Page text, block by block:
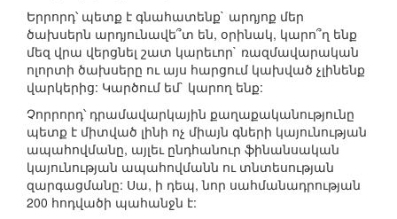
Երրորդ՝ պետք է գնահատենք` արդյոք մեր
ծախսերն արդյունավե՞տ են, օրինակ, կարո՞ղ ենք
մեզ վրա վերցնել շատ կարեւոր` ռազմավարական
ոլորտի ծախսերը ու այս հարցում կախված չլինենք
վարկերից: Կարծում եմ` կարող ենք:
Չորրորդ՝ դրամավարկային քաղաքականությունը
պետք է միտված լինի ոչ միայն գների կայունության
ապահովմանը, այլեւ ընդհանուր ֆինանսական
կայունության ապահովմանն ու տնտեսության
զարգացմանը: Սա, ի դեպ, նոր սահմանադրության
200 հոդվածի պահանջն է: